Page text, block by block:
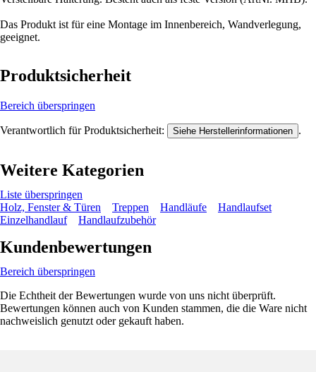
Das Produkt ist für eine Montage im Innenbereich, Wandverlegung,
geeignet.
Produktsicherheit
Bereich überspringen
Verantwortlich für Produktsicherheit: Siehe Herstellerinformationen .
Weitere Kategorien
Liste überspringen
Holz, Fenster & Türen
Treppen Handläufe
Handlaufset
Einzelhandlauf
Handlaufzubehör
Kundenbewertungen
Bereich überspringen
Die Echtheit der Bewertungen wurde von uns nicht überprüft.
Bewertungen können auch von Kunden stammen, die die Ware nicht
nachweislich genutzt oder gekauft haben.